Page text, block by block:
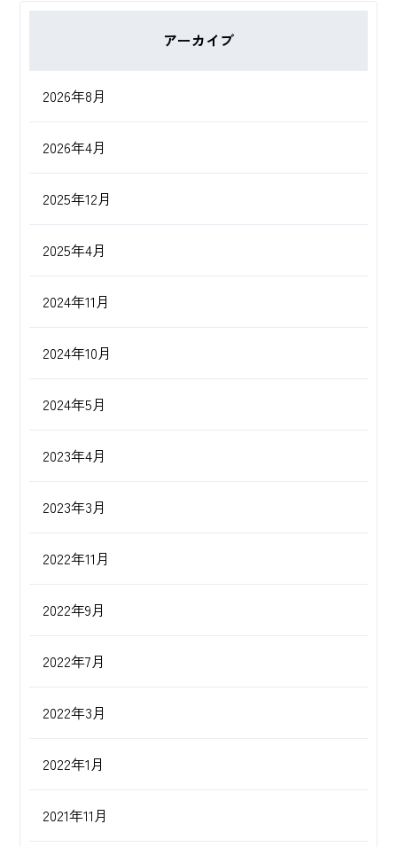
アーカイブ
2026年8月
2026年4月
2025年12月
2025年4月
2024年11月
2024年10月
2024年5月
2023年4月
2023年3月
2022年11月
2022年9月
2022年7月
2022年3月
2022年1月
2021年11月